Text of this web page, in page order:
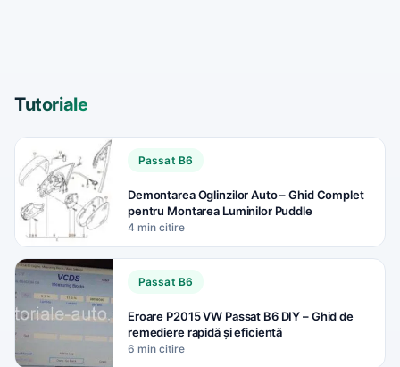
Tutoriale
Passat B6
Demontarea Oglinzilor Auto – Ghid Complet
pentru Montarea Luminilor Puddle
4 min citire
Passat B6
Eroare P2015 VW Passat B6 DIY – Ghid de
remediere rapidă și eficientă
6 min citire